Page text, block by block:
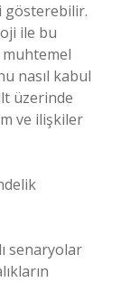
gösterebilir.
ile bu
muhtemel
nasıl kabul
üzerinde
ve ilişkiler
senaryolar